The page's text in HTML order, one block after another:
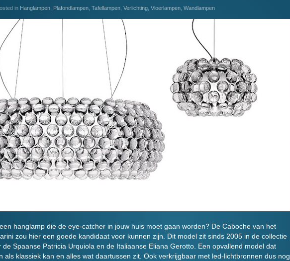
in Hanglampen Plafondlampen Tafellampen Verlichting Vloerlampen Wandlampen
hanglamp die de eye-catcher in jouw huis moet gaan worden? De Caboche van het
zou hier een goede kandidaat voor kunnen zijn. Dit model zit sinds 2005 in de collectie
Spaanse Patricia Urquiola en de Italiaanse Eliana Gerotto. Een opvallend model dat
als klassiek kan en alles wat daartussen zit. Ook verkrijgbaar met led-lichtbronnen dus nog